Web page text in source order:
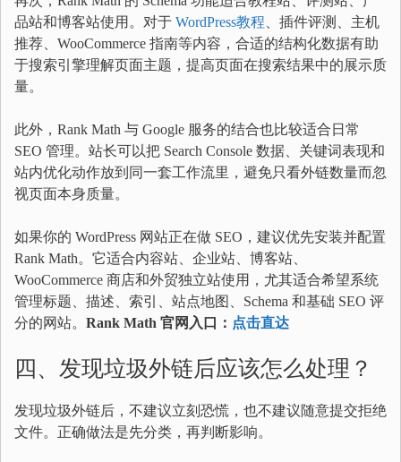
品站和博客站使用。对于 WordPress教程 、插件评测、主机
推荐、WooCommerce 指南等内容，合适的结构化数据有助
于搜索引擎理解页面主题，提高页面在搜索结果中的展示质
量。
此外，Rank Math 与 Google 服务的结合也比较适合日常
SEO 管理。站长可以把 Search Console 数据、关键词表现和
站内优化动作放到同一套工作流里，避免只看外链数量而忽
视页面本身质量。
如果你的 WordPress 网站正在做 SEO，建议优先安装并配置
Rank Math。它适合内容站、企业站、博客站、
WooCommerce 商店和外贸独立站使用，尤其适合希望系统
管理标题、描述、索引、站点地图、Schema 和基础 SEO 评
分的网站。 Rank Math 官网入口： 点击直达
四、发现垃圾外链后应该怎么处理？
发现垃圾外链后，不建议立刻恐慌，也不建议随意提交拒绝
文件。正确做法是先分类，再判断影响。